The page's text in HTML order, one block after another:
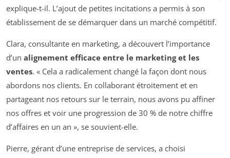
explique-t-il. L’ajout de petites incitations a permis à son
établissement de se démarquer dans un marché compétitif.
Clara, consultante en marketing, a découvert l’importance
d’un alignement efficace entre le marketing et les
ventes. « Cela a radicalement changé la façon dont nous
abordons nos clients. En collaborant étroitement et en
partageant nos retours sur le terrain, nous avons pu affiner
nos offres et voir une progression de 30 % de notre chiffre
d’affaires en un an », se souvient-elle.
Pierre, gérant d’une entreprise de services, a choisi